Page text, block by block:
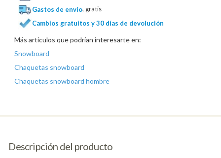
Gastos de envío, gratis
Cambios gratuitos y 30 días de devolución
Más artículos que podrían interesarte en:
Snowboard
Chaquetas snowboard
Chaquetas snowboard hombre
Descripción del producto